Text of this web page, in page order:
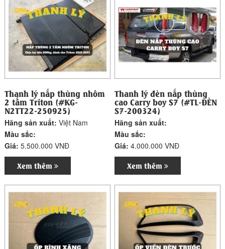
Thanh lý nắp thùng nhôm
2 tấm Triton (#KG-
N2TT22-250925)
Hãng sản xuất:Việt Nam
Màu sắc:
Giá:5.500.000 VNĐ
Xem thêm
Thanh lý đèn nắp thùng
cao Carry boy S7 (#TL-ĐÈN
S7-200324)
Hãng sản xuất:
Màu sắc:
Giá:4.000.000 VNĐ
Xem thêm